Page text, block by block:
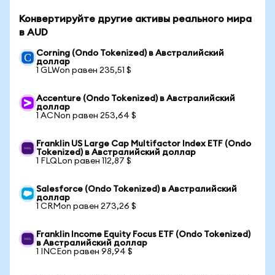
Конвертируйте другие активы реального мира
в AUD
Corning (Ondo Tokenized) в Австралийский
доллар
1 GLWon равен 235,51 $
Accenture (Ondo Tokenized) в Австралийский
доллар
1 ACNon равен 253,64 $
Franklin US Large Cap Multifactor Index ETF (Ondo
Tokenized) в Австралийский доллар
1 FLQLon равен 112,87 $
Salesforce (Ondo Tokenized) в Австралийский
доллар
1 CRMon равен 273,26 $
Franklin Income Equity Focus ETF (Ondo Tokenized)
в Австралийский доллар
1 INCEon равен 98,94 $